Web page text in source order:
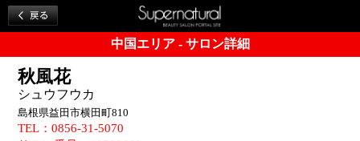
中国エリア - サロン詳細
秋風花
シュウフウカ
島根県益田市横田町810
TEL：0856-31-5070